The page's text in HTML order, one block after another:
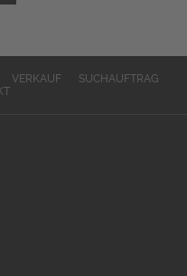
VERKAUF
SUCHAUFTRAG